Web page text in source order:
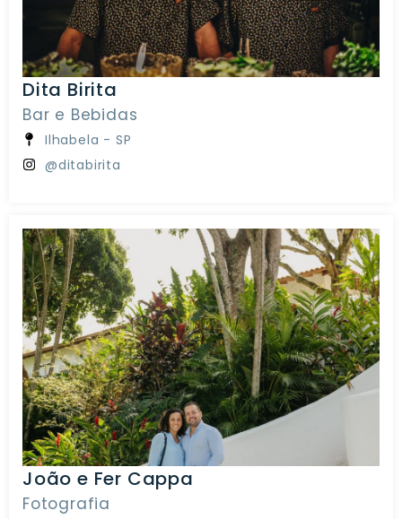
Dita Birita
Bar e Bebidas
Ilhabela - SP
@ditabirita
João e Fer Cappa
Fotografia